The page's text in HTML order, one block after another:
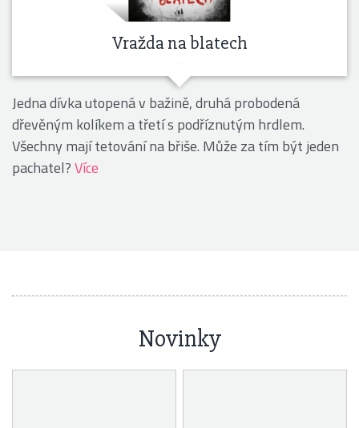
Vražda na blatech
Jedna dívka utopená v bažině, druhá probodená
dřevěným kolíkem a třetí s podříznutým hrdlem.
Všechny mají tetování na břiše. Může za tím být jeden
pachatel?Více
Novinky